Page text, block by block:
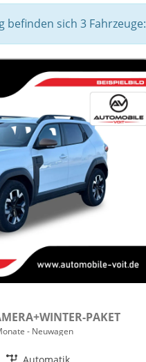
befinden sich3 Fahrzeuge:
PAKET
Neuwagen